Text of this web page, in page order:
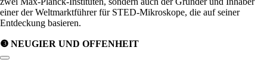
einer der Weltmarktführer für STED-Mikroskope, die auf seiner
Entdeckung basieren.
❸ NEUGIER UND OFFENHEIT
Link zum Abschnitt kopieren: